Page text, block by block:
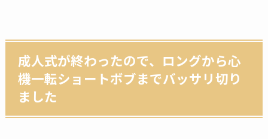
成人式が終わったので、ロングから心
機一転ショートボブまでバッサリ切り
ました